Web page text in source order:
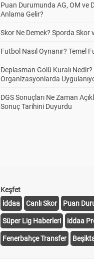
Puan Durumunda AG, OM ve
Anlama Gelir?
Skor Ne Demek? Sporda Skor
Futbol Nasıl Oynanır? Temel
Deplasman Golü Kuralı
Organizasyonlarda
DGS Sonuçları Ne Zaman
Sonuç Tarihini Duyurdu
Keşfet
iddaa
Canlı Skor Puan
Süper Lig Haberleri iddaa
Fenerbahçe Transfer